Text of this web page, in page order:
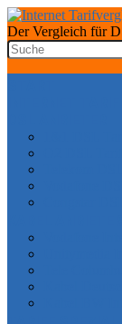
Der Vergleich für